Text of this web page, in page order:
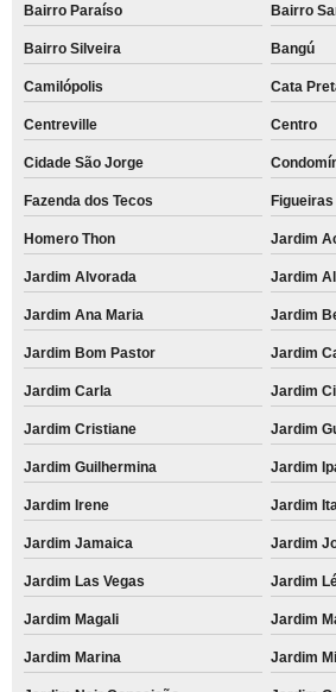
venda de cartucho para impressora
cartucho remanufaturado hp preço Parque dos
remanufatura de cartucho de impressão Jardim
quanto custa remanufatura de cartucho de
remanufatura de cartucho de impressão preço
remanufatura de cartuchos Vila Mercês
remanufatura de cartuchos de impressoras a
remanufatura de cartucho de impressora preço
quanto custa remanufatura de cartucho de
venda de remanufatura de cartucho de
remanufatura de cartucho de impressora Jardim
cartucho para impressora hp remanufaturado
cartuchos para impressoras remanufaturado
cartucho para impressora remanufaturado
remanufatura de cartucho de impressora a laser
Bairro Paraíso Bairro
Bairro Silveira Bangú
Camilópolis Cata
Centreville Centro
Cidade São Jorge
Fazenda dos Tecos Figueiras
Homero Thon Jardim
Jardim Alvorada Jardim
Jardim Ana Maria Jardim
Jardim Bom Pastor Jardim
Jardim Carla Jardim
Jardim Cristiane Jardim
Jardim Guilhermina Jardim
Jardim Irene Jardim
Jardim Jamaica Jardim
Jardim Las Vegas Jardim
Jardim Magali Jardim
Jardim Marina Jardim